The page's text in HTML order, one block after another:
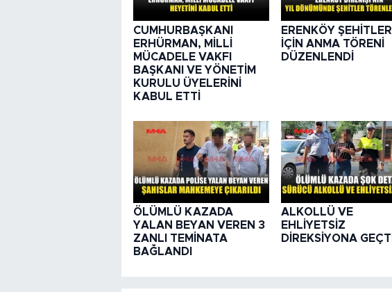
CUMHURBAŞKANI
ERHÜRMAN, MİLLİ
MÜCADELE VAKFI
BAŞKANI VE YÖNETİM
KURULU ÜYELERİNİ
KABUL ETTİ
ERENKÖY ŞEHİTLERİ
İÇİN ANMA TÖRENİ
DÜZENLENDİ
ÖLÜMLÜ KAZADA
YALAN BEYAN VEREN 3
ZANLI TEMİNATA
BAĞLANDI
ALKOLLÜ VE
EHLİYETSİZ
DİREKSİYONA GEÇTİ